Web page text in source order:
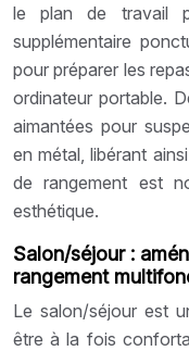
le plan de travail
supplémentaire
pour préparer les
ordinateur portable.
aimantées pour
en métal, libérant
de rangement est
esthétique.
Salon/séjour :
rangement
Le salon/séjour est
être à la fois